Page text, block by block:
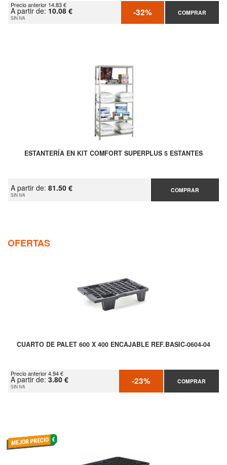
Precio anterior 14.83 €
A partir de: 10.08 €
SIN IVA -32% COMPRAR
ESTANTERÍA EN KIT COMFORT SUPERPLUS 5 ESTANTES
A partir de: 81.50 €
SIN IVA
COMPRAR
OFERTAS
CUARTO DE PALET 600 X 400 ENCAJABLE REF.BASIC-0604-04
Precio anterior 4.94 €
A partir de: 3.80 €
SIN IVA -23% COMPRAR